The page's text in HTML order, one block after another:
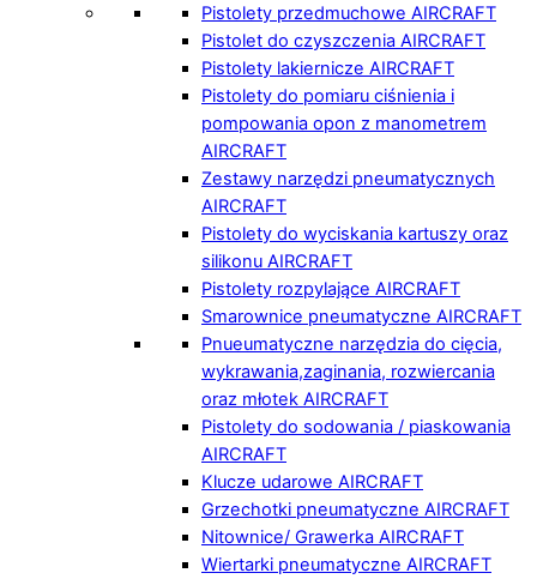
Pistolety przedmuchowe AIRCRAFT
Pistolet do czyszczenia AIRCRAFT
Pistolety lakiernicze AIRCRAFT
Pistolety do pomiaru ciśnienia i
pompowania opon z manometrem
AIRCRAFT
Zestawy narzędzi pneumatycznych
AIRCRAFT
Pistolety do wyciskania kartuszy oraz
silikonu AIRCRAFT
Pistolety rozpylające AIRCRAFT
Smarownice pneumatyczne AIRCRAFT
Pnueumatyczne narzędzia do cięcia,
wykrawania,zaginania, rozwiercania
oraz młotek AIRCRAFT
Pistolety do sodowania / piaskowania
AIRCRAFT
Klucze udarowe AIRCRAFT
Grzechotki pneumatyczne AIRCRAFT
Nitownice/ Grawerka AIRCRAFT
Wiertarki pneumatyczne AIRCRAFT